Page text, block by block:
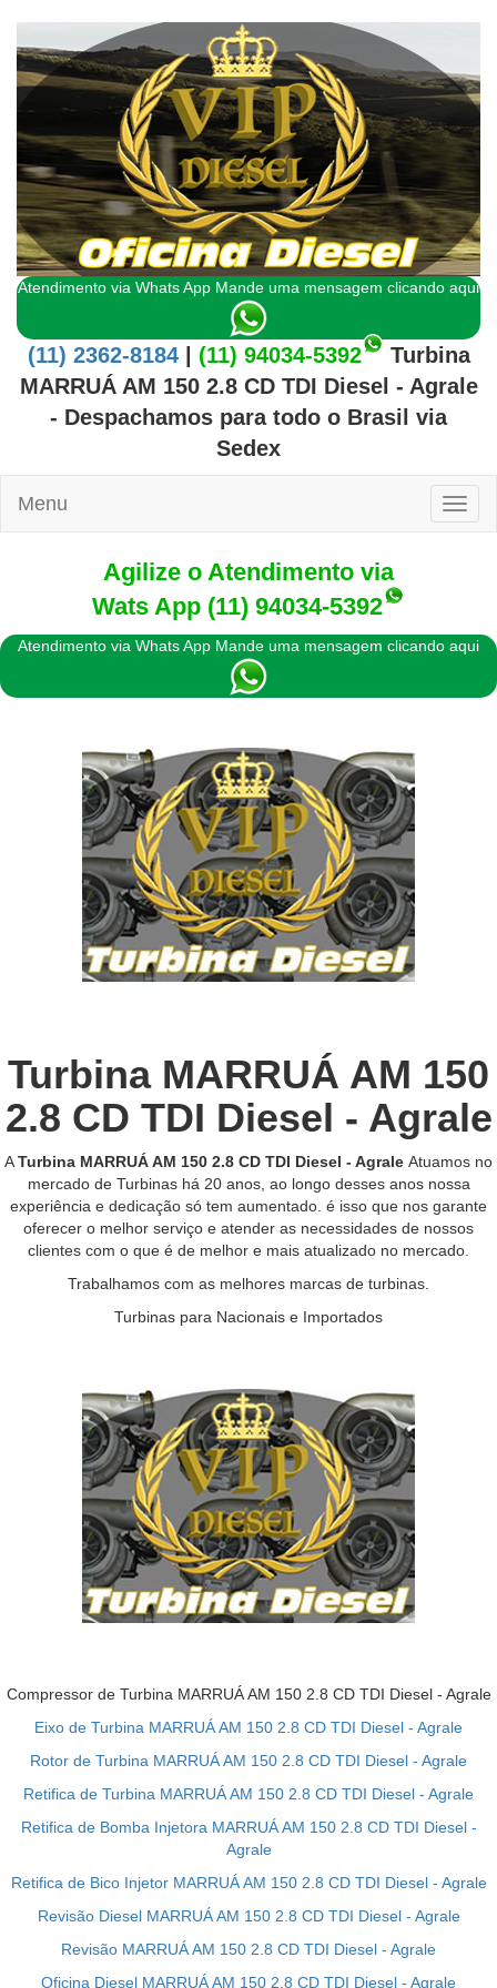
Atendimento via Whats App Mande uma mensagem clicando aqui
(11) 2362-8184| (11) 94034-5392
Turbina
MARRUÁ AM 150 2.8 CD TDI Diesel - Agrale
- Despachamos para todo o Brasil via
Sedex
Menu
Agilize o Atendimento via
Wats App (11) 94034-5392
Atendimento via Whats App Mande uma mensagem clicando aqui
Turbina MARRUÁ AM 150
2.8 CD TDI Diesel - Agrale
ATurbina MARRUÁ AM 150 2.8 CD TDI Diesel - Agrale Atuamos no
mercado de Turbinas há 20 anos, ao longo desses anos nossa
experiência e dedicação só tem aumentado. é isso que nos garante
oferecer o melhor serviço e atender as necessidades de nossos
clientes com o que é de melhor e mais atualizado no mercado.
Trabalhamos com as melhores marcas de turbinas.
Turbinas para Nacionais e Importados
Compressor de Turbina MARRUÁ AM 150 2.8 CD TDI Diesel - Agrale
Eixo de Turbina MARRUÁ AM 150 2.8 CD TDI Diesel - Agrale
Rotor de Turbina MARRUÁ AM 150 2.8 CD TDI Diesel - Agrale
Retifica de Turbina MARRUÁ AM 150 2.8 CD TDI Diesel - Agrale
Retifica de Bomba Injetora MARRUÁ AM 150 2.8 CD TDI Diesel -
Agrale
Retifica de Bico Injetor MARRUÁ AM 150 2.8 CD TDI Diesel - Agrale
Revisão Diesel MARRUÁ AM 150 2.8 CD TDI Diesel - Agrale
Revisão MARRUÁ AM 150 2.8 CD TDI Diesel - Agrale
Oficina Diesel MARRUÁ AM 150 2.8 CD TDI Diesel - Agrale